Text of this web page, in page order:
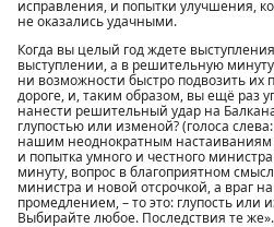
исправления, и попытки улучшения,
не оказались удачными.
Когда вы целый год ждете
выступлении, а в решительную
ни возможности быстро подвозить их
дороге, и, таким образом, вы ещё раз
нанести решительный удар на
глупостью или изменой? (голоса
нашим неоднократным
и попытка умного и честного
минуту, вопрос в благоприятном
министра и новой отсрочкой, а враг
промедлением, – то это: глупость или
Выбирайте любое. Последствия те же».